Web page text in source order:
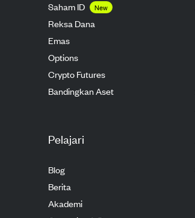
Saham ID
New
Reksa Dana
Emas
Options
Crypto Futures
Bandingkan Aset
Pelajari
Blog
Berita
Akademi